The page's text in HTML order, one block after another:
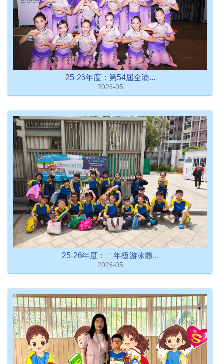
25-26年度：第54屆全港...
2026-05
25-26年度：二年級游泳體...
2026-05